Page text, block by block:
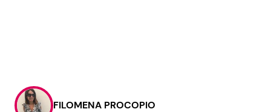
FILOMENA PROCOPIO